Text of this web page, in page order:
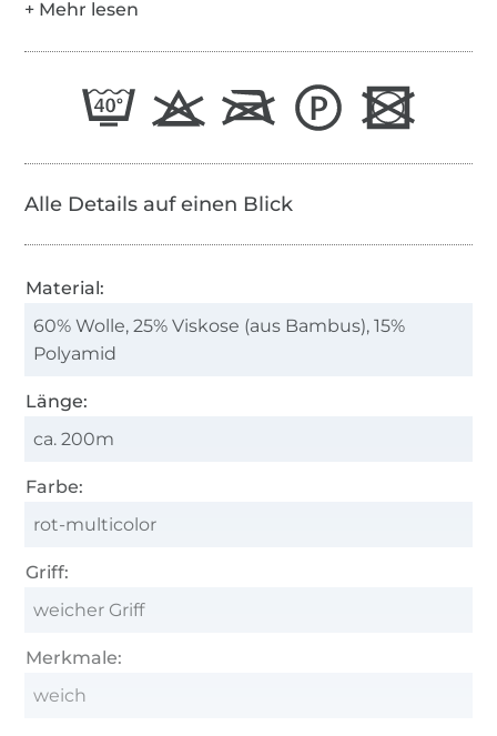
Alle Details auf einen Blick
Material:
60% Wolle, 25% Viskose (aus Bambus), 15%
Polyamid
Länge:
ca. 200m
Farbe:
rot-multicolor
Griff:
weicher Griff
Merkmale:
weich